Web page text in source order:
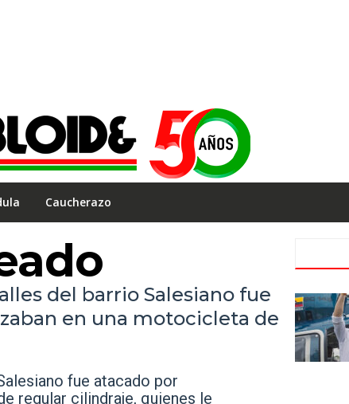
Caucherazo
del barrio Salesiano fue
en una motocicleta de
fue atacado por
regular cilindraje, quienes le